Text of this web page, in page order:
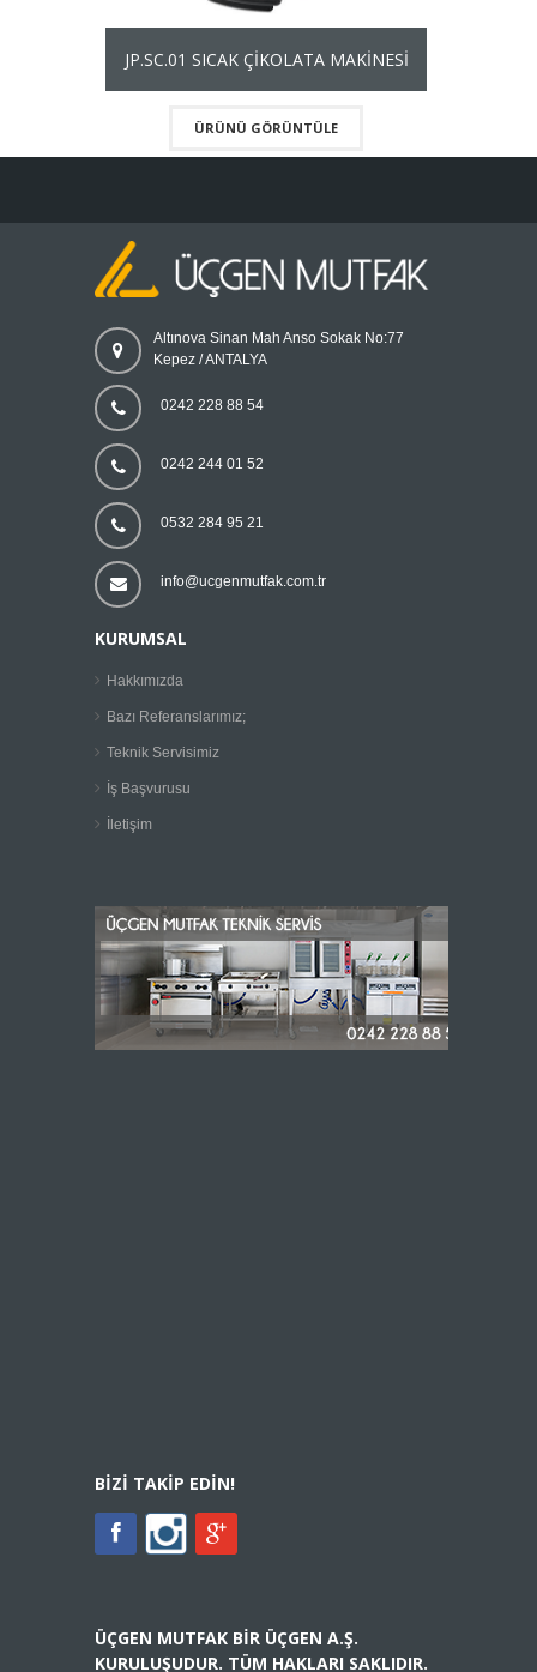
JP.SC.01 SICAK ÇİKOLATA MAKİNESİ
ÜRÜNÜ GÖRÜNTÜLE
Altınova Sinan Mah Anso Sokak No:77
Kepez / ANTALYA
0242 228 88 54
0242 244 01 52
0532 284 95 21
info@ucgenmutfak.com.tr
KURUMSAL
Hakkımızda
Bazı Referanslarımız;
Teknik Servisimiz
İş Başvurusu
İletişim
BIZI TAKIP EDIN!
ÜÇGEN MUTFAK BIR ÜÇGEN A.Ş.
KURULUŞUDUR. TÜM HAKLARI SAKLIDIR.